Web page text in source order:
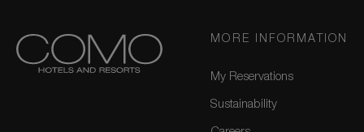
MORE INFORMATION
My Reservations
Sustainability